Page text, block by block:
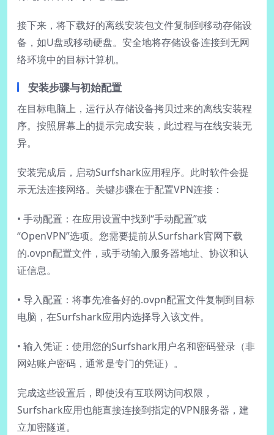
接下来，将下载好的离线安装包文件复制到移动存储设
备，如U盘或移动硬盘。安全地将存储设备连接到无网
络环境中的目标计算机。
安装步骤与初始配置
在目标电脑上，运行从存储设备拷贝过来的离线安装程
序。按照屏幕上的提示完成安装，此过程与在线安装无
异。
安装完成后，启动Surfshark应用程序。此时软件会提
示无法连接网络。关键步骤在于配置VPN连接：
• 手动配置：在应用设置中找到“手动配置”或
“OpenVPN”选项。您需要提前从Surfshark官网下载
的.ovpn配置文件，或手动输入服务器地址、协议和认
证信息。
• 导入配置：将事先准备好的.ovpn配置文件复制到目标
电脑，在Surfshark应用内选择导入该文件。
• 输入凭证：使用您的Surfshark用户名和密码登录（非
网站账户密码，通常是专门的凭证）。
完成这些设置后，即使没有互联网访问权限，
Surfshark应用也能直接连接到指定的VPN服务器，建
立加密隧道。